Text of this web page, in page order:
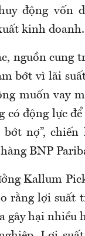
động vốn
kinh doanh.
nguồn cung
bớt vì lãi
muốn vay
có động lực
nợ”,
BNP
Kallum
rằng lợi suất
gây hại nhiều